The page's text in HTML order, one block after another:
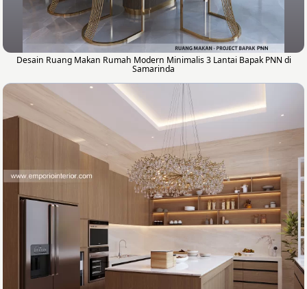
Desain Ruang Makan Rumah Modern Minimalis 3 Lantai Bapak PNN di
Samarinda